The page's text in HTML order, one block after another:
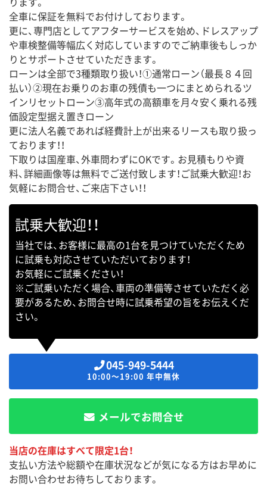
全車に保証を無料でお付けしております。
更に、専門店としてアフターサービスを始め、ドレスアップ
や車検整備等幅広く対応していますのでご納車後もしっか
りとサポートさせていただきます。
ローンは全部で3種類取り扱い！①通常ローン（最長８４回
払い）②現在お乗りのお車の残債も一つにまとめられるツ
インリセットローン③高年式の高額車を月々安く乗れる残
価設定型据え置きローン
更に法人名義であれば経費計上が出来るリースも取り扱っ
ております！！
下取りは国産車、外車問わずにOKです。お見積もりや資
料、詳細画像等は無料でご送付致します！ご試乗大歓迎！お
気軽にお問合せ、ご来店下さい！！
試乗大歓迎！！
当社では、お客様に最高の1台を見つけていただくため
に試乗も対応させていただいております！
お気軽にご試乗ください！
※ご試乗いただく場合、車両の準備等させていただく必
要があるため、お問合せ時に試乗希望の旨をお伝えくだ
さい。
045-949-5444
10:00～19:00 年中無休
メールでお問合せ
当店の在庫はすべて限定1台！
支払い方法や総額や在庫状況などが気になる方はお早めに
お問い合わせお待ちしております。